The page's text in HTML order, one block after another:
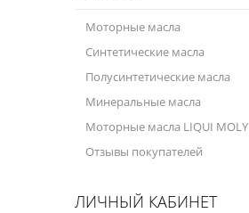
Оборудование
Клеи и герметики
Профи-серия
Уход за кондиционером
Моторные масла
Синтетические масла
Полусинтетические масла
Минеральные масла
Моторные масла LIQUI MOLY
Отзывы покупателей
ЛИЧНЫЙ КАБИНЕТ